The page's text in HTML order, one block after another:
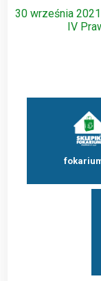
Nawigacja
30 września
IV